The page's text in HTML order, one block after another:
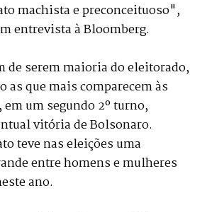
machista e preconceituoso",
entrevista à Bloomberg.
de serem maioria do eleitorado,
as que mais comparecem às
em um segundo 2º turno,
vitória de Bolsonaro.
teve nas eleições uma
entre homens e mulheres
ano.